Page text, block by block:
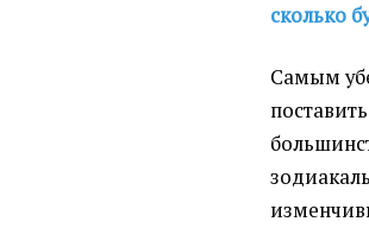
сколько
Самым